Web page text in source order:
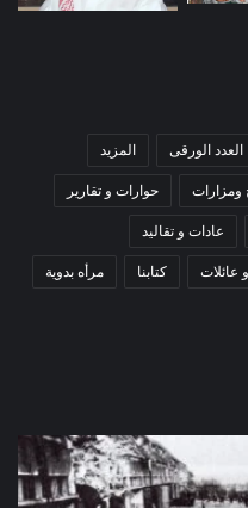
العدد الورقى المزيد
ومزارات حوارات و تقارير
عادات و تقاليد
عائلات كتابنا مرأه بدوية